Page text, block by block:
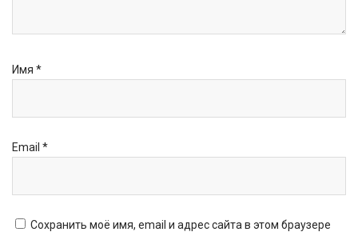
Имя *
Email *
Сохранить моё имя, email и адрес сайта в этом браузере